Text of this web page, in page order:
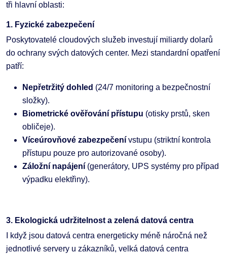
tři hlavní oblasti:
1. Fyzické zabezpečení
Poskytovatelé cloudových služeb investují miliardy dolarů
do ochrany svých datových center. Mezi standardní opatření
patří:
Nepřetržitý dohled (24/7 monitoring a bezpečnostní
složky).
Biometrické ověřování přístupu (otisky prstů, sken
obličeje).
Víceúrovňové zabezpečení vstupu (striktní kontrola
přístupu pouze pro autorizované osoby).
Záložní napájení (generátory, UPS systémy pro případ
výpadku elektřiny).
3. Ekologická udržitelnost a zelená datová centra
I když jsou datová centra energeticky méně náročná než
jednotlivé servery u zákazníků, velká datová centra